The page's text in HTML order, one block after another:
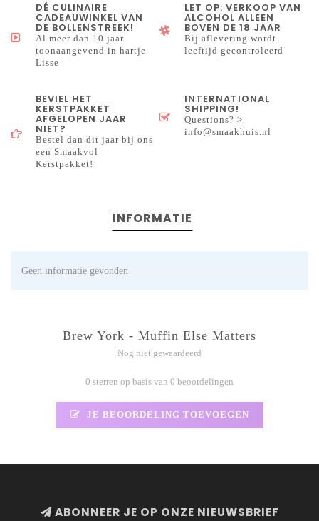
DÉ CULINAIRE
CADEAUWINKEL VAN
DE BOLLENSTREEK!
Al meer dan 10 jaar
toonaangevend in hartje
Lisse
LET OP: VERKOOP VAN
ALCOHOL ALLEEN
BOVEN DE 18 JAAR
Bij aflevering wordt
leeftijd gecontroleerd
BEVIEL HET
KERSTPAKKET
AFGELOPEN JAAR
NIET?
Bestel dan dit jaar bij ons
een Smaakvol
Kerstpakket!
INTERNATIONAL
SHIPPING!
Questions? >
info@smaakhuis.nl
INFORMATIE
Geen informatie gevonden
Brew York - Muffin Else Matters
Nog niet gewaardeerd
0 sterren op basis van 0 beoordelingen
JE BEOORDELING TOEVOEGEN
ABONNEER JE OP ONZE NIEUWSBRIEF